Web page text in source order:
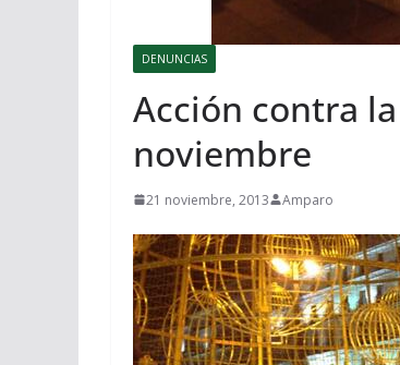
DENUNCIAS
Acción contra
noviembre
21 noviembre, 2013 Amparo